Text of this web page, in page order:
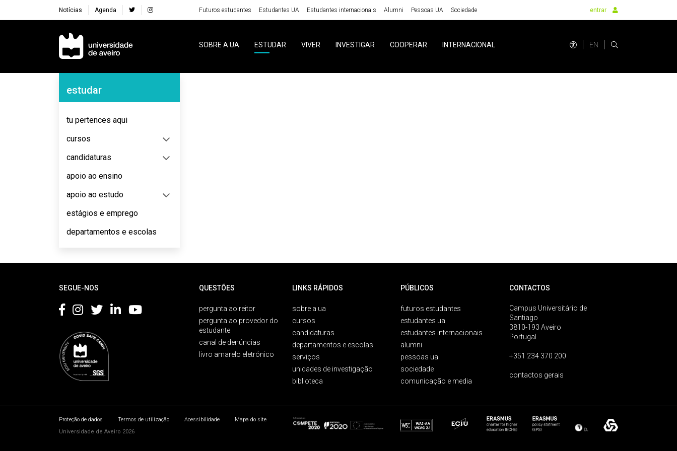
Notícias Agenda Futuros estudantes Estudantes UA Estudantes internacionais Alumni Pessoas UA Sociedade entrar
Navegação Principal
SOBRE A UA ESTUDAR VIVER INVESTIGAR COOPERAR INTERNACIONAL EN
Navegação Lateral
estudar
tu pertences aqui
cursos
candidaturas
apoio ao ensino
apoio ao estudo
estágios e emprego
departamentos e escolas
SEGUE-NOS QUESTÕES
pergunta ao reitor
pergunta ao provedor do
estudante
canal de denúncias
livro amarelo eletrónico
LINKS RÁPIDOS
sobre a ua
cursos
candidaturas
departamentos e escolas
serviços
unidades de investigação
biblioteca
PÚBLICOS
futuros estudantes
estudantes ua
estudantes internacionais
alumni
pessoas ua
sociedade
comunicação e media
CONTACTOS
Campus Universitário de
Santiago
3810-193 Aveiro
Portugal
+351 234 370 200
contactos gerais
Proteção de dados Termos de utilização Acessibilidade
Mapa do site
Universidade de Aveiro 2026